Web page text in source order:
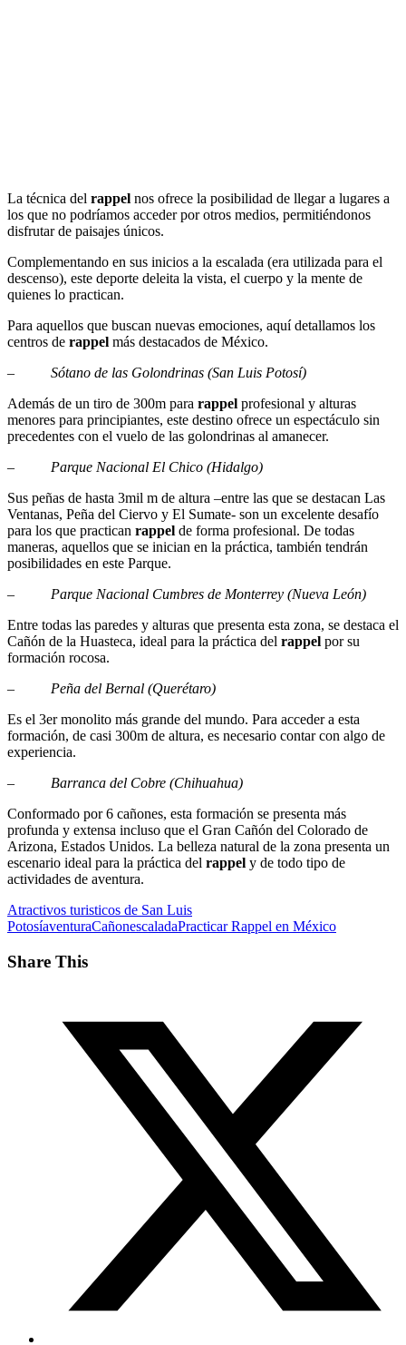
La técnica del rappel nos ofrece la posibilidad de llegar a lugares a
los que no podríamos acceder por otros medios, permitiéndonos
disfrutar de paisajes únicos.
Complementando en sus inicios a la escalada (era utilizada para el
descenso), este deporte deleita la vista, el cuerpo y la mente de
quienes lo practican.
Para aquellos que buscan nuevas emociones, aquí detallamos los
centros de rappel más destacados de México.
– Sótano de las Golondrinas (San Luis Potosí)
Además de un tiro de 300m para rappel profesional y alturas
menores para principiantes, este destino ofrece un espectáculo sin
precedentes con el vuelo de las golondrinas al amanecer.
– Parque Nacional El Chico (Hidalgo)
Sus peñas de hasta 3mil m de altura –entre las que se destacan Las
Ventanas, Peña del Ciervo y El Sumate- son un excelente desafío
para los que practican rappel de forma profesional. De todas
maneras, aquellos que se inician en la práctica, también tendrán
posibilidades en este Parque.
– Parque Nacional Cumbres de Monterrey (Nueva León)
Entre todas las paredes y alturas que presenta esta zona, se destaca el
Cañón de la Huasteca, ideal para la práctica del rappel por su
formación rocosa.
– Peña del Bernal (Querétaro)
Es el 3er monolito más grande del mundo. Para acceder a esta
formación, de casi 300m de altura, es necesario contar con algo de
experiencia.
– Barranca del Cobre (Chihuahua)
Conformado por 6 cañones, esta formación se presenta más
profunda y extensa incluso que el Gran Cañón del Colorado de
Arizona, Estados Unidos. La belleza natural de la zona presenta un
escenario ideal para la práctica del rappel y de todo tipo de
actividades de aventura.
Atractivos turisticos de San Luis
PotosíaventuraCañonescaladaPracticar Rappel en México
Share This